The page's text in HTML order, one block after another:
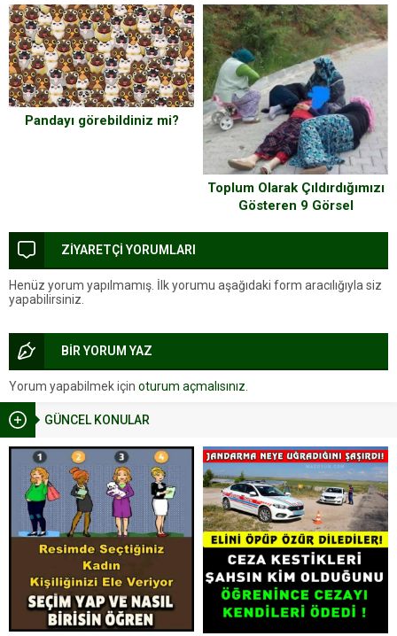
GÜNCEL KONULAR
Pandayı görebildiniz mi?
Toplum Olarak Çıldırdığımızı
Gösteren 9 Görsel
ZİYARETÇİ YORUMLARI
Henüz yorum yapılmamış. İlk yorumu aşağıdaki form aracılığıyla siz
yapabilirsiniz.
BİR YORUM YAZ
Yorum yapabilmek için oturum açmalısınız.